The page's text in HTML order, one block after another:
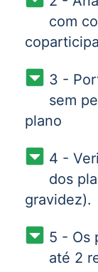
com
3 -
sem
plano
4 -
dos
gravidez).
5 - Os
até 2